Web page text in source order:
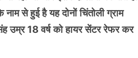
से हुई है यह दोनों चिंतोली ग्राम
उम्र 18 वर्ष को हायर सेंटर रेफर कर